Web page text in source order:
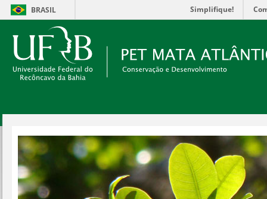
BRASIL Simplifique!